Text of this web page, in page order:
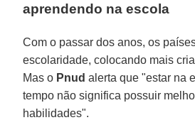
aprendendo na escola
Com o passar dos anos, os
escolaridade, colocando mais
Mas o Pnud alerta que "estar na
tempo não significa possuir
habilidades".